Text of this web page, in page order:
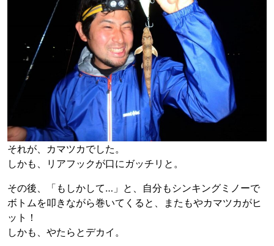
それが、カマツカでした。
しかも、リアフックが口にガッチリと。
その後、「もしかして…」と、自分もシンキングミノーで
ボトムを叩きながら巻いてくると、またもやカマツカがヒ
ット！
しかも、やたらとデカイ。